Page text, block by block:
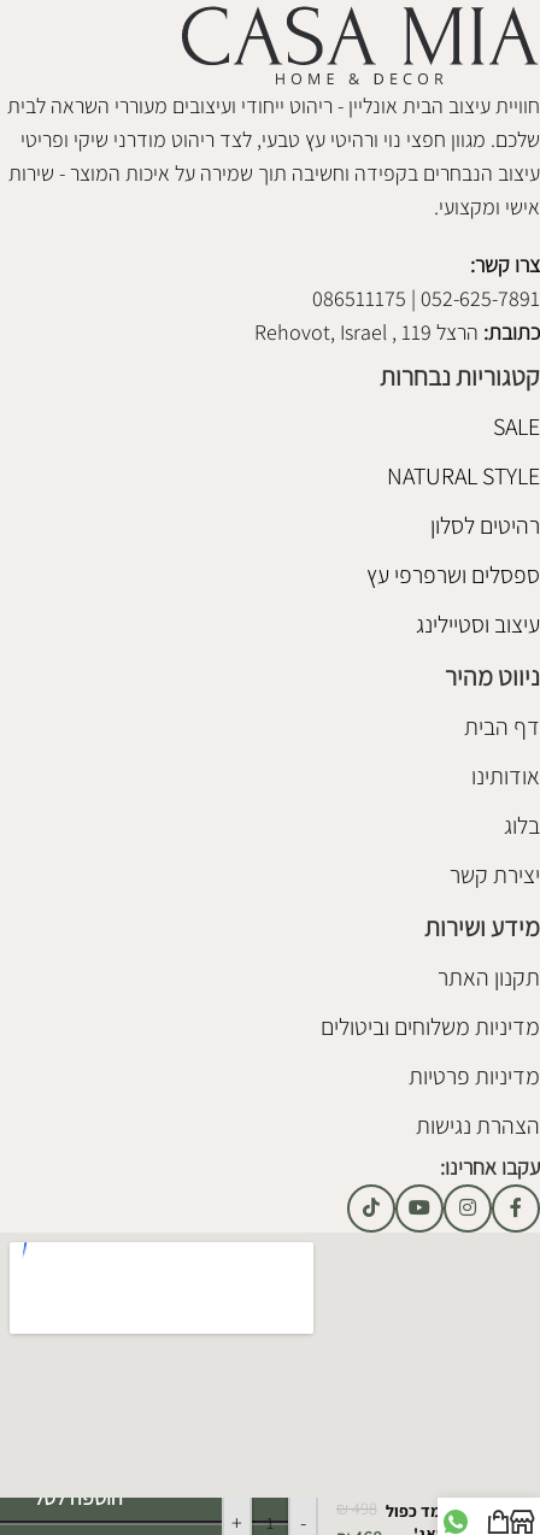
חוויית עיצוב הבית אונליין - ריהוט ייחודי ועיצובים מעוררי השראה לבית
שלכם. מגוון חפצי נוי ורהיטי עץ טבעי, לצד ריהוט מודרני שיקי ופריטי
עיצוב הנבחרים בקפידה וחשיבה תוך שמירה על איכות המוצר - שירות
אישי ומקצועי.
צרו קשר:
052-625-7891 | 086511175
כתובת: הרצל 119 , Rehovot, Israel
קטגוריות נבחרות
SALE
NATURAL STYLE
רהיטים לסלון
ספסלים ושרפרפי עץ
עיצוב וסטיילינג
ניווט מהיר
דף הבית
אודותינו
בלוג
יצירת קשר
מידע ושירות
תקנון האתר
מדיניות משלוחים וביטולים
מדיניות פרטיות
הצהרת נגישות
עקבו אחרינו:
מעמד כפול
₪498
-
+
הוספה לסל